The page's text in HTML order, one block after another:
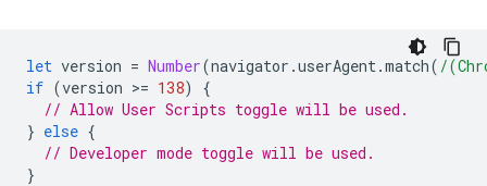
let version = Number(navigator .userAgent.match( /
if (version >= 138)
{
// Allow User Scripts toggle will be used.
} else {
// Developer mode toggle will be used.
}